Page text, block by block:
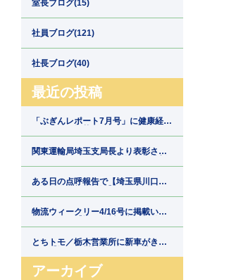
室長ブログ(15)
社員ブログ(121)
社長ブログ(40)
最近の投稿
「ぶぎんレポート7月号」に健康経営
川口市の運送会社新郷運輸】
関東運輸局埼玉支局長より表彰され
郷運輸】
ある日の点呼報告で【埼玉県川口市
物流ウィークリー4/16号に掲載いた
社新郷運輸】
とちトモ／栃木営業所に新車がきま
運輸】
アーカイブ